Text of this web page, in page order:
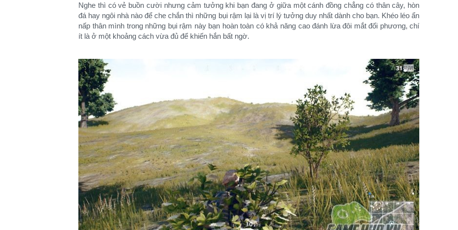
Nghe thì có vẻ buồn cười nhưng cảm tưởng khi bạn đang ở giữa một cánh đồng chẳng có thân cây, hòn
đá hay ngôi nhà nào để che chắn thì những bụi rậm lại là vị trí lý tưởng duy nhất dành cho bạn. Khéo léo ẩn
nấp thân mình trong những bụi rậm này bạn hoàn toàn có khả năng cao đánh lừa đôi mắt đối phương, chí
ít là ở một khoảng cách vừa đủ để khiến hắn bất ngờ.